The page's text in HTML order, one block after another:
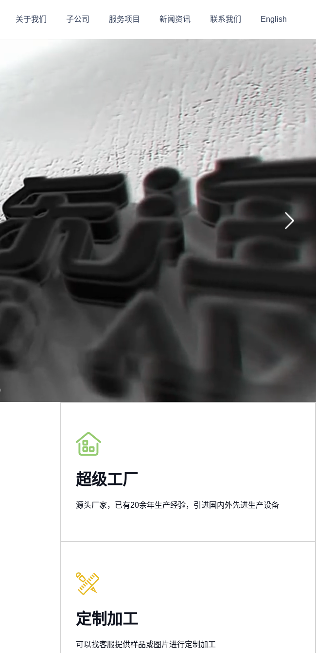
关于我们 子公司 服务项目 新闻资讯 联系我们 English
超级工厂
源头厂家，已有20余年生产经验，引进国内外先进生产设备
定制加工
可以找客服提供样品或图片进行定制加工